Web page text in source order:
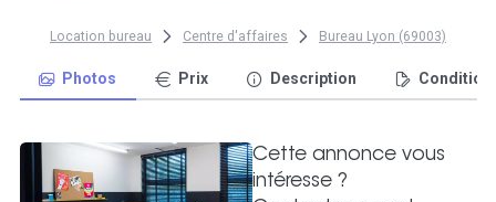
Location bureau Centre d'affaires Bureau Lyon (69003)
Photos Prix Description
Cette annonce vous
intéresse ?